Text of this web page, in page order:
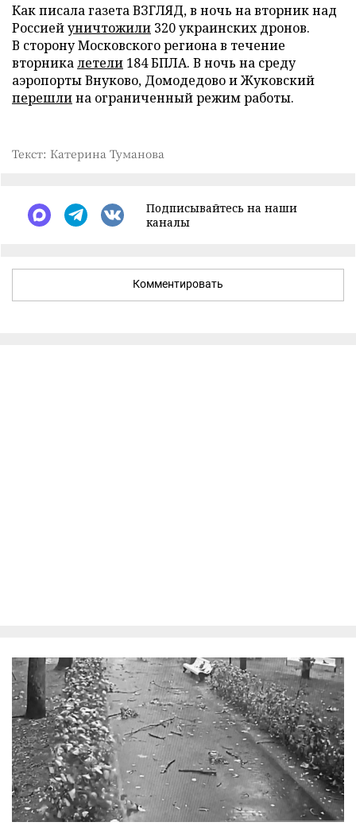
Как писала газета ВЗГЛЯД, в ночь на вторник над
Россиейуничтожили 320 украинских дронов.
В сторону Московского региона в течение
вторникалетели 184 БПЛА. В ночь на среду
аэропорты Внуково, Домодедово и Жуковский
перешлина ограниченный режим работы.
Текст: Катерина Туманова
Подписывайтесь на наши
каналы
Комментировать